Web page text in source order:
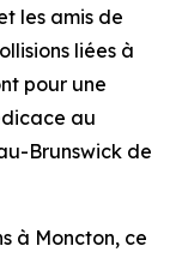
les amis de
liées à
pour une
au
Brunswick de
à Moncton, ce